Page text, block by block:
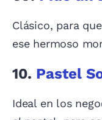
Clásico, para
ese hermoso
10. Pastel
Ideal en los